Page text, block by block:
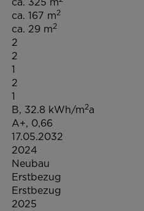
ca. 167 m2
ca. 29 m2
2
2
1
2
1
B, 32.8 kWh/m2a
A+, 0,66
17.05.2032
2024
Neubau
Erstbezug
Erstbezug
2025